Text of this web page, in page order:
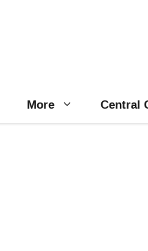
More Central